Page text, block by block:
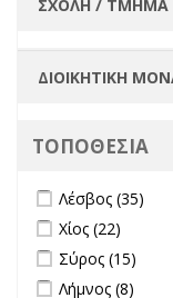
ΤΟΠΟΘΕΣΙΑ
Apply Λέσβος filter
Λέσβος (35)
Apply Χίος filter
Χίος (22)
Apply Σύρος filter
Σύρος (15)
Apply Λήμνος filter
Λήμνος (8)